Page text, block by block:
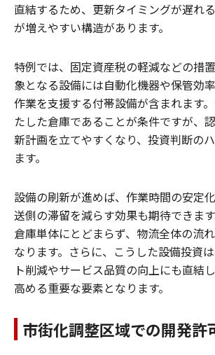
直結するため、更新タイミングが遅れ
が増えやすい構造があります。
特例では、固定資産税の軽減などの措
象となる設備には自動化機器や保管効
作業を支援する付帯設備が含まれます
たした倉庫であることが条件ですが、
新計画を立てやすくなり、投資判断の
ます。
設備の刷新が進めば、作業時間の安定
送側の滞留を減らす効果も期待できます
倉庫単体にとどまらず、物流全体の流
なります。さらに、こうした設備投資
ト削減やサービス品質の向上にも直結
高める重要な要素となります。
市街化調整区域での開発許